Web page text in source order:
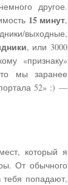
другое.
15 минут,
выходные,
, или 3000
«признаку»
мы заранее
52» :) —
который я
От обычного
тебя попадают,